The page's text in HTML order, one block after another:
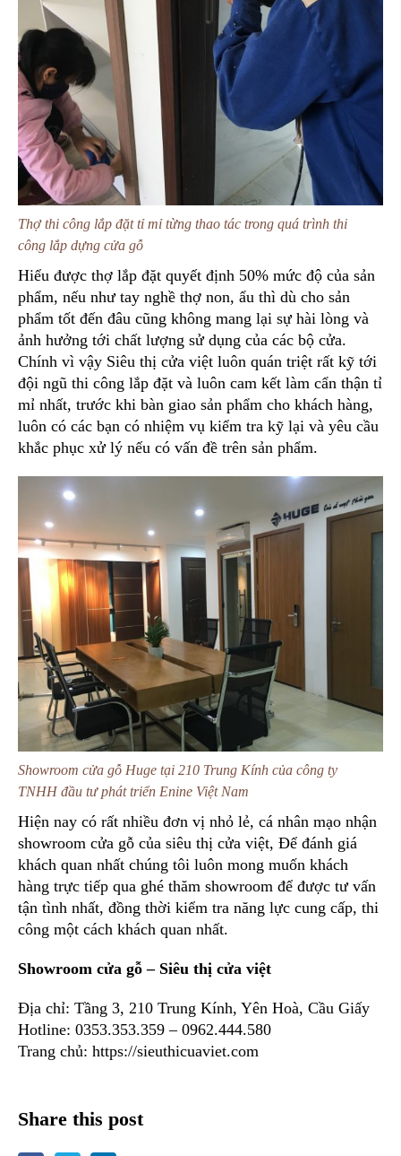
Thợ thi công lắp đặt tỉ mỉ từng thao tác trong quá trình thi
công lắp dựng cửa gỗ
Hiểu được thợ lắp đặt quyết định 50% mức độ của sản
phẩm, nếu như tay nghề thợ non, ẩu thì dù cho sản
phẩm tốt đến đâu cũng không mang lại sự hài lòng và
ảnh hưởng tới chất lượng sử dụng của các bộ cửa.
Chính vì vậy Siêu thị cửa việt luôn quán triệt rất kỹ tới
đội ngũ thi công lắp đặt và luôn cam kết làm cẩn thận tỉ
mỉ nhất, trước khi bàn giao sản phẩm cho khách hàng,
luôn có các bạn có nhiệm vụ kiểm tra kỹ lại và yêu cầu
khắc phục xử lý nếu có vấn đề trên sản phẩm.
Showroom cửa gỗ Huge tại 210 Trung Kính của công ty
TNHH đầu tư phát triển Enine Việt Nam
Hiện nay có rất nhiều đơn vị nhỏ lẻ, cá nhân mạo nhận
showroom cửa gỗ của siêu thị cửa việt, Để đánh giá
khách quan nhất chúng tôi luôn mong muốn khách
hàng trực tiếp qua ghé thăm showroom để được tư vấn
tận tình nhất, đồng thời kiểm tra năng lực cung cấp, thi
công một cách khách quan nhất.
Showroom cửa gỗ – Siêu thị cửa việt
Địa chỉ: Tầng 3, 210 Trung Kính, Yên Hoà, Cầu Giấy
Hotline: 0353.353.359 – 0962.444.580
Trang chủ: https://sieuthicuaviet.com
Share this post